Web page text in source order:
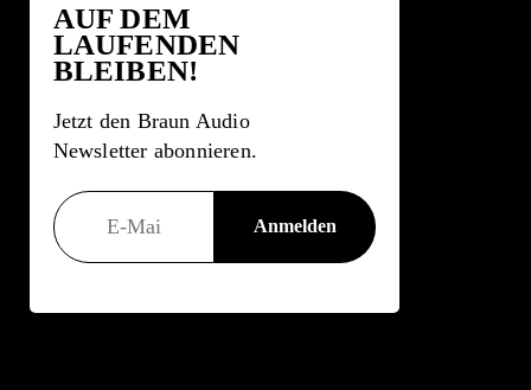
AUF DEM
LAUFENDEN
BLEIBEN!
Jetzt den Braun Audio
Newsletter abonnieren.